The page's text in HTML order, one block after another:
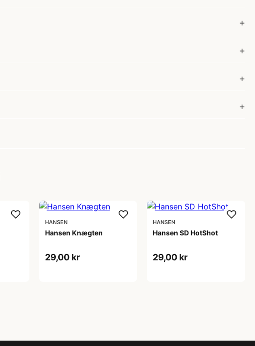
HANSEN
Hansen Knægten
29,00 kr
HANSEN
Hansen SD HotShot
29,00 kr